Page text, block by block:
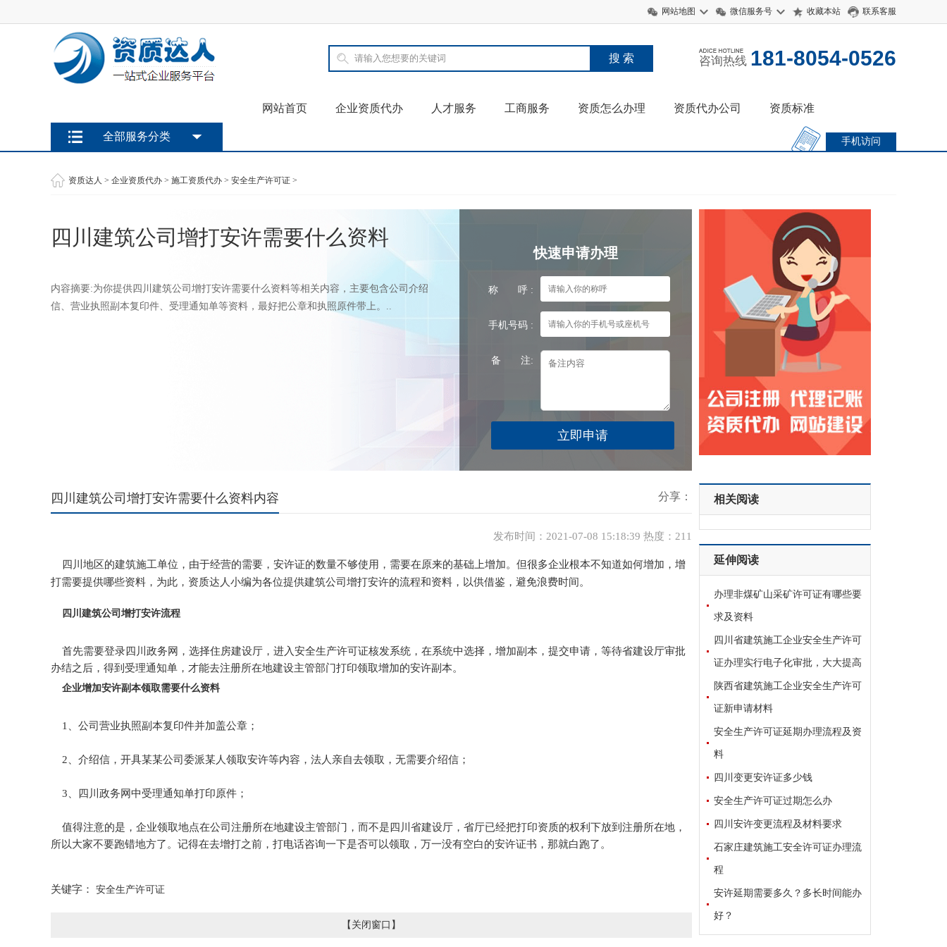
网站地图 微信服务号 收藏本站 联系客服
咨询热线 181-8054-0526
网站首页 企业资质代办 人才服务 工商服务 资质怎么办理 资质代办公司 资质标准
手机访问
全部服务分类
资质达人 > 企业资质代办 > 施工资质代办 > 安全生产许可证 >
四川建筑公司增打安许需要什么资料
内容摘要:为你提供四川建筑公司增打安许需要什么资料等相关内容，主要包含公司介绍
信、营业执照副本复印件、受理通知单等资料，最好把公章和执照原件带上。..
快速申请办理
称 呼 :
手机号码 :
备 注:
分享：
四川建筑公司增打安许需要什么资料内容
发布时间：2021-07-08 15:18:39 热度：211
四川地区的建筑施工单位，由于经营的需要，安许证的数量不够使用，需要在原来的基础上增加。但很多企业根本不知道如何增加，增
打需要提供哪些资料，为此，资质达人小编为各位提供建筑公司增打安许的流程和资料，以供借鉴，避免浪费时间。
四川建筑公司增打安许流程
首先需要登录四川政务网，选择住房建设厅，进入安全生产许可证核发系统，在系统中选择，增加副本，提交申请，等待省建设厅审批
办结之后，得到受理通知单，才能去注册所在地建设主管部门打印领取增加的安许副本。
企业增加安许副本领取需要什么资料
1、公司营业执照副本复印件并加盖公章；
2、介绍信，开具某某公司委派某人领取安许等内容，法人亲自去领取，无需要介绍信；
3、四川政务网中受理通知单打印原件；
值得注意的是，企业领取地点在公司注册所在地建设主管部门，而不是四川省建设厅，省厅已经把打印资质的权利下放到注册所在地，
所以大家不要跑错地方了。记得在去增打之前，打电话咨询一下是否可以领取，万一没有空白的安许证书，那就白跑了。
关键字： 安全生产许可证
【 关闭窗口 】
相关阅读
延伸阅读
办理非煤矿山采矿许可证有哪些要
求及资料
四川省建筑施工企业安全生产许可
证办理实行电子化审批，大大提高
陕西省建筑施工企业安全生产许可
证新申请材料
安全生产许可证延期办理流程及资
料
四川变更安许证多少钱
安全生产许可证过期怎么办
四川安许变更流程及材料要求
石家庄建筑施工安全许可证办理流
程
安许延期需要多久？多长时间能办
好？